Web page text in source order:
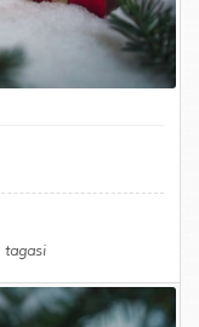
tagasi